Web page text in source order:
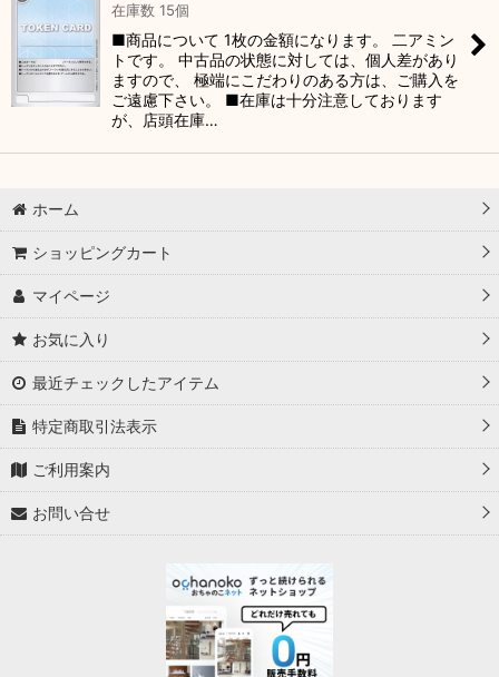
在庫数 15個
■商品について 1枚の金額になります。 二アミン
トです。 中古品の状態に対しては、個人差があり
ますので、 極端にこだわりのある方は、ご購入を
ご遠慮下さい。 ■在庫は十分注意しております
が、店頭在庫…
ホーム
ショッピングカート
マイページ
お気に入り
最近チェックしたアイテム
特定商取引法表示
ご利用案内
お問い合せ